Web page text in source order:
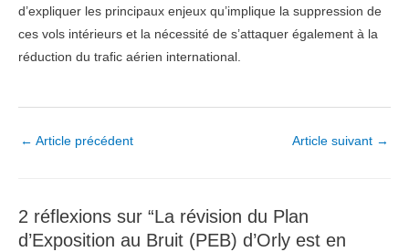
d’expliquer les principaux enjeux qu’implique la suppression de
ces vols intérieurs et la nécessité de s’attaquer également à la
réduction du trafic aérien international.
Navigation
← Article précédent Article suivant →
2 réflexions sur “La révision du Plan
d’Exposition au Bruit (PEB) d’Orly est en